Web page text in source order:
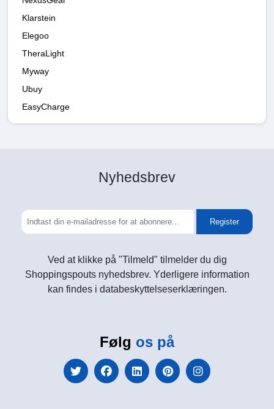
Klarstein
Elegoo
TheraLight
Myway
Ubuy
EasyCharge
Nyhedsbrev
Register
Ved at klikke på "Tilmeld" tilmelder du dig
Shoppingspouts nyhedsbrev. Yderligere information
kan findes i databeskyttelseserklæringen.
Følg os på